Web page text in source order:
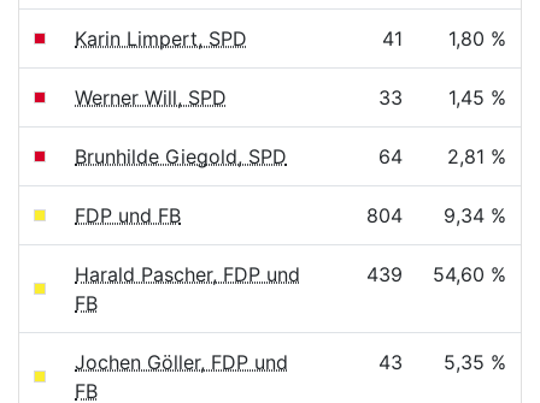
Karin Limpert, SPD 41 1,80 %
Werner Will, SPD 33 1,45 %
Brunhilde Giegold, SPD 64 2,81 %
FDP und FB 804 9,34 %
Harald Pascher, FDP und
FB
439 54,60 %
Jochen Göller, FDP und
FB
43 5,35 %